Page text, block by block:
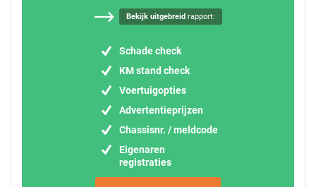
Bekijk uitgebreidrapport:
Schade check
KM stand check
Voertuigopties
Advertentieprijzen
Chassisnr. / meldcode
Eigenaren
registraties